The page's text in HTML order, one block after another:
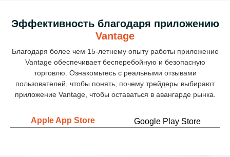
Эффективность благодаря приложению
Vantage
Благодаря более чем 15-летнему опыту работы приложение
Vantage обеспечивает бесперебойную и безопасную
торговлю. Ознакомьтесь с реальными отзывами
пользователей, чтобы понять, почему трейдеры выбирают
приложение Vantage, чтобы оставаться в авангарде рынка.
Apple App Store Google Play Store